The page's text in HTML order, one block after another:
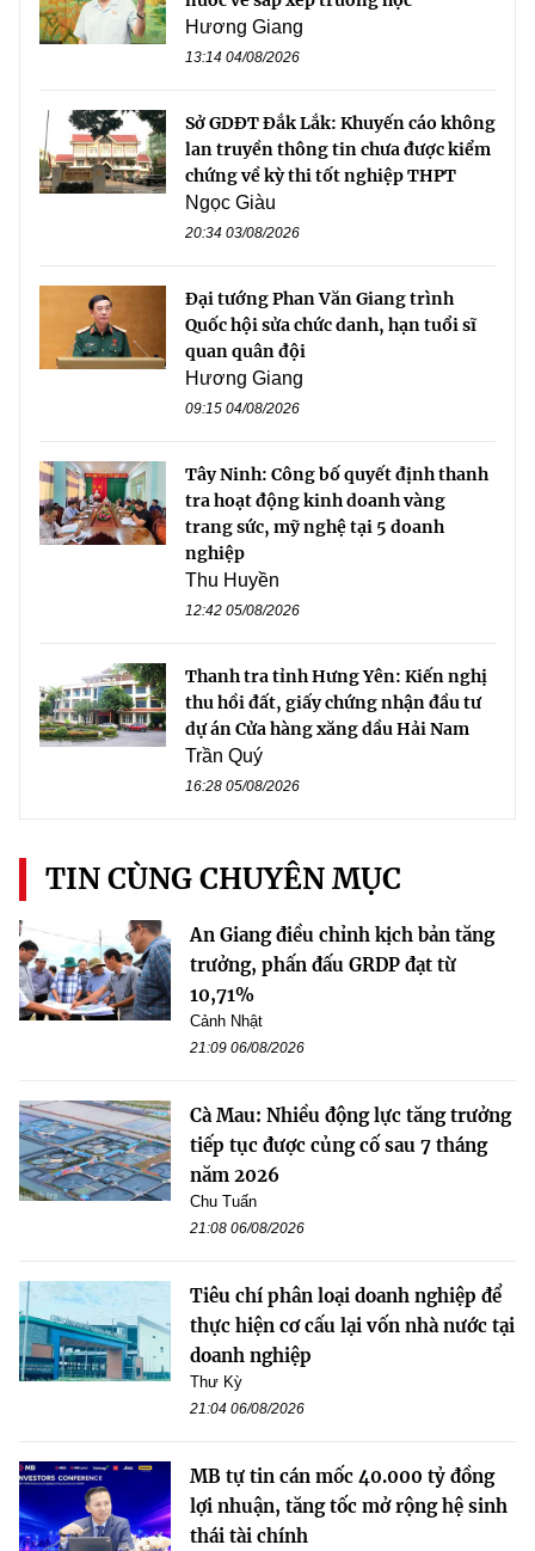
Hương Giang
13:14 04/08/2026
Sở GDĐT Đắk Lắk: Khuyến cáo không
lan truyền thông tin chưa được kiểm
chứng về kỳ thi tốt nghiệp THPT
Ngọc Giàu
20:34 03/08/2026
Đại tướng Phan Văn Giang trình
Quốc hội sửa chức danh, hạn tuổi sĩ
quan quân đội
Hương Giang
09:15 04/08/2026
Tây Ninh: Công bố quyết định thanh
tra hoạt động kinh doanh vàng
trang sức, mỹ nghệ tại 5 doanh
nghiệp
Thu Huyền
12:42 05/08/2026
Thanh tra tỉnh Hưng Yên: Kiến nghị
thu hồi đất, giấy chứng nhận đầu tư
dự án Cửa hàng xăng dầu Hải Nam
Trần Quý
16:28 05/08/2026
TIN CÙNG CHUYÊN MỤC
An Giang điều chỉnh kịch bản tăng
trưởng, phấn đấu GRDP đạt từ
10,71%
Cảnh Nhật
21:09 06/08/2026
Cà Mau: Nhiều động lực tăng trưởng
tiếp tục được củng cố sau 7 tháng
năm 2026
Chu Tuấn
21:08 06/08/2026
Tiêu chí phân loại doanh nghiệp để
thực hiện cơ cấu lại vốn nhà nước tại
doanh nghiệp
Thư Kỳ
21:04 06/08/2026
MB tự tin cán mốc 40.000 tỷ đồng
lợi nhuận, tăng tốc mở rộng hệ sinh
thái tài chính